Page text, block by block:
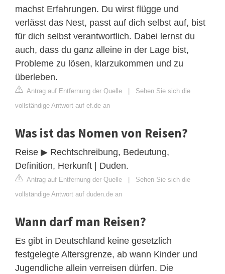
machst Erfahrungen. Du wirst flügge und
verlässt das Nest, passt auf dich selbst auf, bist
für dich selbst verantwortlich. Dabei lernst du
auch, dass du ganz alleine in der Lage bist,
Probleme zu lösen, klarzukommen und zu
überleben.
Antrag auf Entfernung der Quelle | Sehen Sie sich die
vollständige Antwort auf ef.de an
Was ist das Nomen von Reisen?
Reise ▶ Rechtschreibung, Bedeutung,
Definition, Herkunft | Duden.
Antrag auf Entfernung der Quelle | Sehen Sie sich die
vollständige Antwort auf duden.de an
Wann darf man Reisen?
Es gibt in Deutschland keine gesetzlich
festgelegte Altersgrenze, ab wann Kinder und
Jugendliche allein verreisen dürfen. Die